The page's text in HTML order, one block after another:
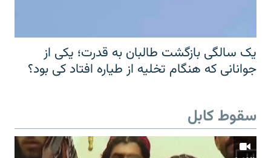
یک سالگی بازگشت طالبان به قدرت؛ یکی از
جوانانی که هنگام تخلیه از طیاره افتاد کی بود؟
سقوط کابل